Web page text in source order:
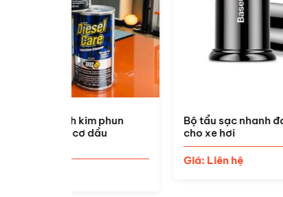
Bộ tẩu sạc nhanh đa năng dùng
cho xe hơi
Giá: Liên hệ